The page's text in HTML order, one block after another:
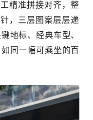
精准拼接对齐，整
，三层图案层层递
地标、经典车型、
同一幅可乘坐的百